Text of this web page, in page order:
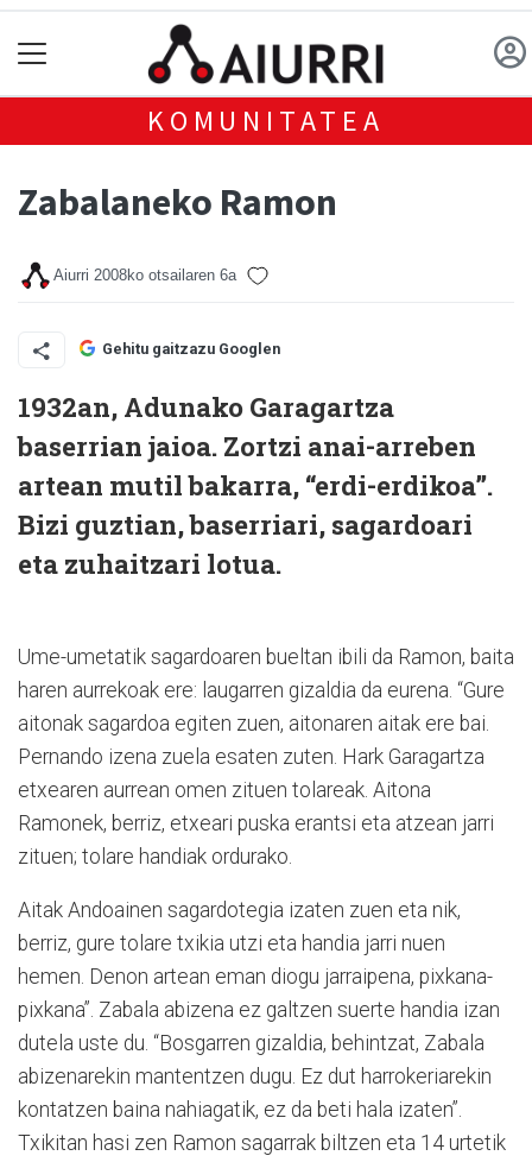
KOMUNITATEA
Zabalaneko Ramon
Aiurri 2008ko otsailaren 6a
Gehitu gaitzazu Googlen
1932an, Adunako Garagartza
baserrian jaioa. Zortzi anai-arreben
artean mutil bakarra, “erdi-erdikoa”.
Bizi guztian, baserriari, sagardoari
eta zuhaitzari lotua.
Ume-umetatik sagardoaren bueltan ibili da Ramon, baita
haren aurrekoak ere: laugarren gizaldia da eurena. “Gure
aitonak sagardoa egiten zuen, aitonaren aitak ere bai.
Pernando izena zuela esaten zuten. Hark Garagartza
etxearen aurrean omen zituen tolareak. Aitona
Ramonek, berriz, etxeari puska erantsi eta atzean jarri
zituen; tolare handiak ordurako.
Aitak Andoainen sagardotegia izaten zuen eta nik,
berriz, gure tolare txikia utzi eta handia jarri nuen
hemen. Denon artean eman diogu jarraipena, pixkana-
pixkana”. Zabala abizena ez galtzen suerte handia izan
dutela uste du. “Bosgarren gizaldia, behintzat, Zabala
abizenarekin mantentzen dugu. Ez dut harrokeriarekin
kontatzen baina nahiagatik, ez da beti hala izaten”.
Txikitan hasi zen Ramon sagarrak biltzen eta 14 urtetik